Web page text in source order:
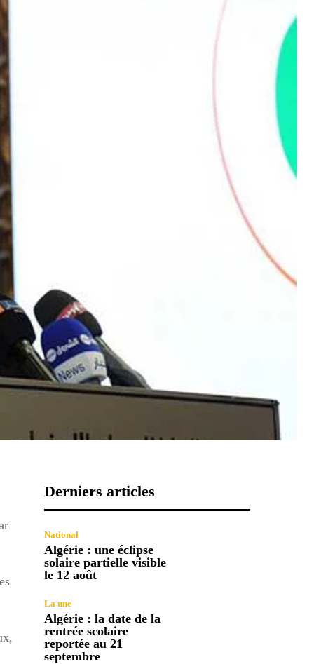
Derniers articles
National
Algérie : une éclipse
solaire partielle visible
le 12 août
La une
Algérie : la date de la
rentrée scolaire
reportée au 21
septembre